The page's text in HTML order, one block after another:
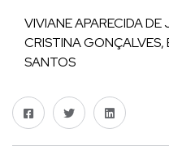
VIVIANE APARECIDA
CRISTINA GONÇALVES,
SANTOS